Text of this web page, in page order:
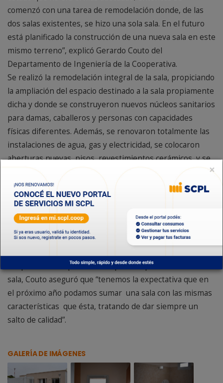
comenzó con una tarea de remodelación donde, de las
dos salas existentes, se hizo una sola sala. En el futuro
está planificado la construcción de una nueva sala en este
mismo terreno”, explicó Gerardo Couto del
Departamento de Ingeniería de la Cooperativa.
Se realizó la remodelación integral de la sala, propiciando
la ampliación del espacio destinado a la sala propiamente
dicha y donde se construyeron nuevos núcleos sanitarios
para damas, caballeros y personas con capacidades
físicas diferentes. Además, se renovaron totalmente las
instalaciones de agua, gas y electricidad, se colocaron
aberturas nuevas, pisos, revestimientos cerámicos, y se
“El trabajo de remodelación demandó ocho meses hasta
que culminó el trámite necesario con la presentación de
la documentación técnica en la Municipalidad. Se ha
cambiado prácticamente todo, se han mantenido algunas
paredes, pero la intención es brindar el mejor servicio a
Respecto al tiempo estimado para la apertura de la nueva
sala, Couto aseguró que “tenemos la expectativa que en
el próximo año podamos sumar una sala con las mismas
características que ésta, tratando de dar siempre un
salto de calidad”.
GALERÍA DE IMÁGENES
×